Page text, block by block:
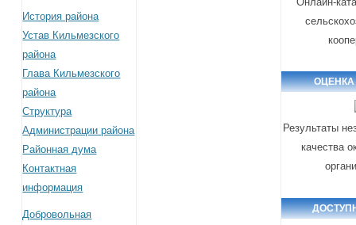
История района
Устав Кильмезского
района
Глава Кильмезского
района
Структура
Администрации района
Районная дума
Контактная
информация
Добровольная
ОЦЕНКА
Результаты
качества